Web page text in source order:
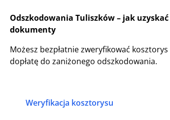
Odszkodowania Tuliszków – jak uzyskać
dokumenty
Możesz bezpłatnie zweryfikować
dopłatę do zaniżonego odszkodowania.
Weryfikacja kosztorysu